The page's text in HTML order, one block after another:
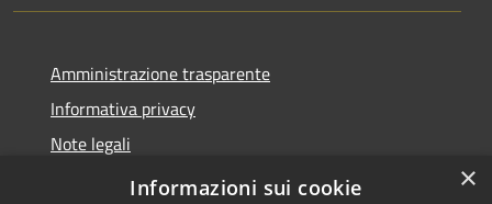
Amministrazione trasparente
Informativa privacy
Note legali
Dichiarazione di accessibilità
×
Informazioni sui cookie